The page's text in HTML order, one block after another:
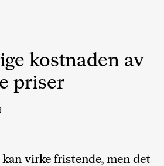
kostnaden av
priser
virke fristende, men det